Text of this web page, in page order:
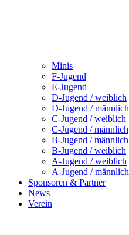
Minis
F-Jugend
E-Jugend
D-Jugend / weiblich
D-Jugend / männlich
C-Jugend / weiblich
C-Jugend / männlich
B-Jugend / männlich
B-Jugend / weiblich
A-Jugend / weiblich
A-Jugend / männlich
Sponsoren & Partner
News
Verein